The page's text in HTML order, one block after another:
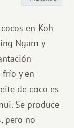
en Koh
Ngam y
frío y en
de coco es
Se produce
pero no